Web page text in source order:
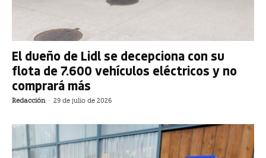
El dueño de Lidl se decepciona con su
flota de 7.600 vehículos eléctricos y no
comprará más
Redacción - 29 de julio de 2026